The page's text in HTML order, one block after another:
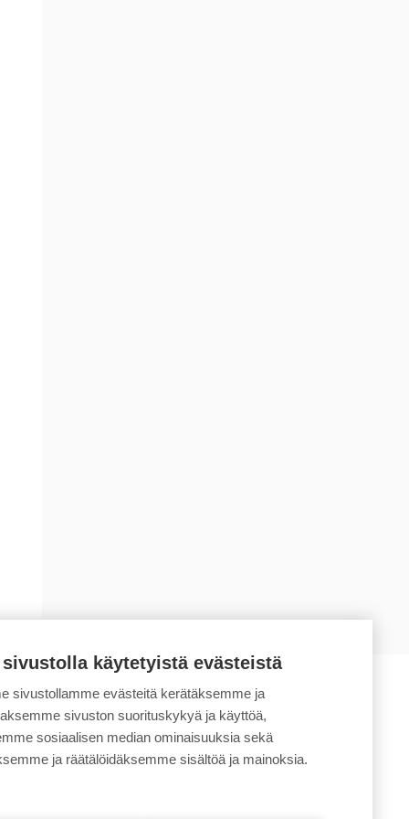
käytetyistä evästeistä
sivustollamme evästeitä kerätäksemme ja
sivuston suorituskykyä ja käyttöä,
sosiaalisen median ominaisuuksia sekä
ja räätälöidäksemme sisältöä ja mainoksia.